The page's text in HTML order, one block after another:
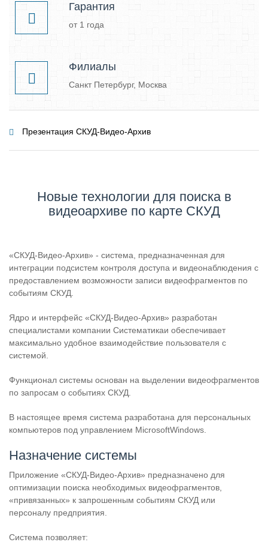
Гарантия
от 1 года
Филиалы
Санкт Петербург, Москва
Презентация СКУД-Видео-Архив
Новые технологии для поиска в
видеоархиве по карте СКУД
«СКУД-Видео-Архив» - система, предназначенная для
интеграции подсистем контроля доступа и видеонаблюдения с
предоставлением возможности записи видеофрагментов по
событиям СКУД.
Ядро и интерфейс «СКУД-Видео-Архив» разработан
специалистами компании Систематикаи обеспечивает
максимально удобное взаимодействие пользователя с
системой.
Функционал системы основан на выделении видеофрагментов
по запросам о событиях СКУД.
В настоящее время система разработана для персональных
компьютеров под управлением MicrosoftWindows.
Назначение системы
Приложение «СКУД-Видео-Архив» предназначено для
оптимизации поиска необходимых видеофрагментов,
«привязанных» к запрошенным событиям СКУД или
персоналу предприятия.
Система позволяет: